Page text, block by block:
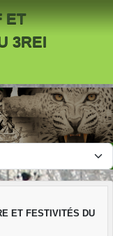
ET
3REI
ET FESTIVITÉS DU